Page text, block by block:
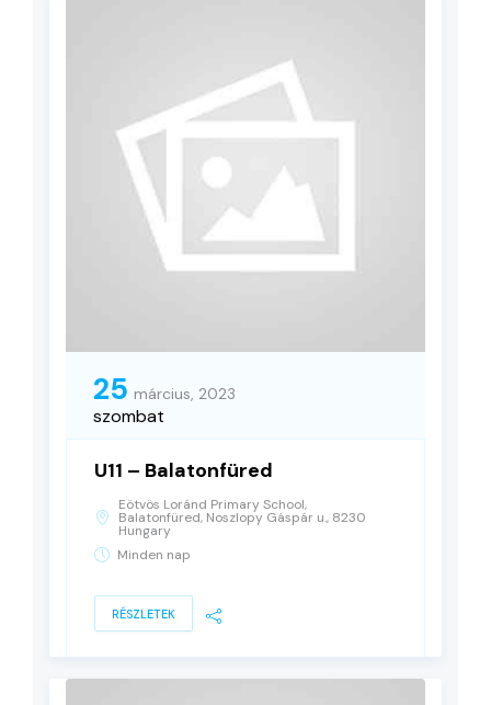
25 március, 2023
szombat
U11 – Balatonfüred
Eötvös Loránd Primary School,
Balatonfüred, Noszlopy Gáspár u., 8230
Hungary
Minden nap
RÉSZLETEK